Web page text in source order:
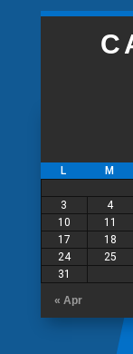
L M
« Apr
3
4
10
11
17
18
24
25
31